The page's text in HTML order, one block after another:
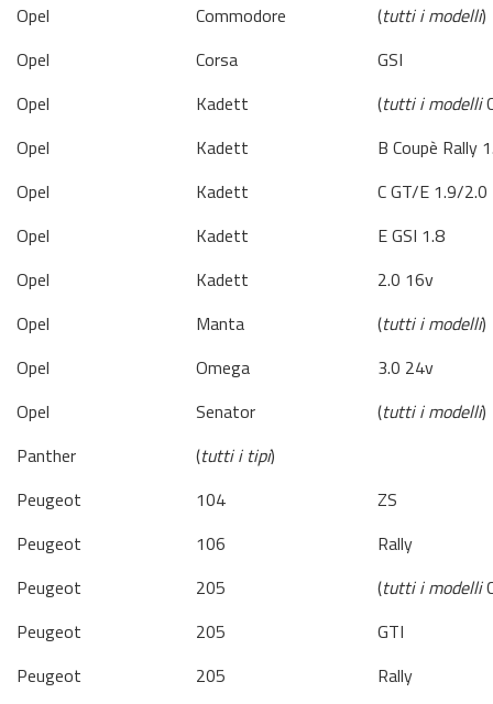
Opel
Commodore (tutti i modelli)
Opel
Corsa
GSI
Opel
Kadett (tutti i modelli
Opel
Kadett
B Coupè Rally
Opel
Kadett
C GT/E 1.9/2.0
Opel
Kadett
E GSI 1.8
Opel
Kadett
2.0 16v
Opel
Manta (tutti i modelli)
Opel
Omega
3.0 24v
Opel
Senator (tutti i modelli)
Panther
(tutti i tipi)
Peugeot
104
ZS
Peugeot
106
Rally
Peugeot
205 (tutti i modelli
Peugeot
205
GTI
Peugeot
205 Rally